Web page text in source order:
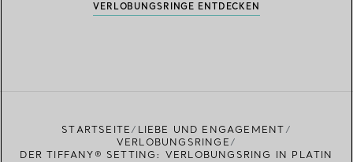
VERLOBUNGSRINGE ENTDECKEN
STARTSEITE
LIEBE UND ENGAGEMENT
VERLOBUNGSRINGE
DER TIFFANY® SETTING: VERLOBUNGSRING IN PLATIN